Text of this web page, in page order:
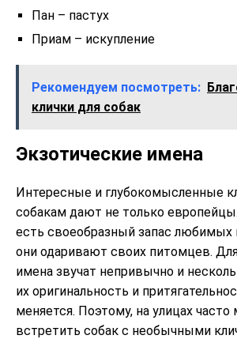
Пан – пастух
Приам – искупление
Рекомендуем посмотреть:
клички для собак
Экзотические имена
Интересные и глубокомысленные
собакам дают не только
есть своеобразный запас
они одаривают своих питомцев.
имена звучат непривычно и
их оригинальность и
меняется. Поэтому, на улицах
встретить собак с необычными